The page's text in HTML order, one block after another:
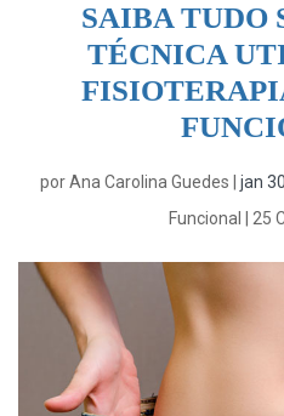
SAIBA TUDO
TÉCNICA
porAna Carolina Guedes jan
Funcional
25